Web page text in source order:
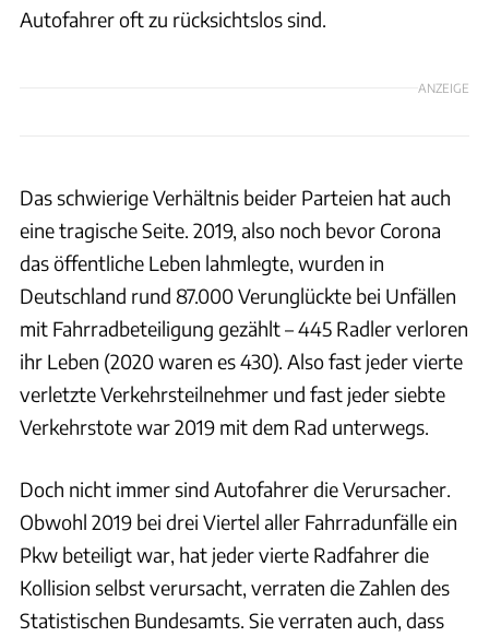
Autofahrer oft zu rücksichtslos sind.
ANZEIGE
Das schwierige Verhältnis beider Parteien hat auch
eine tragische Seite. 2019, also noch bevor Corona
das öffentliche Leben lahmlegte, wurden in
Deutschland rund 87.000 Verunglückte bei Unfällen
mit Fahrradbeteiligung gezählt – 445 Radler verloren
ihr Leben (2020 waren es 430). Also fast jeder vierte
verletzte Verkehrsteilnehmer und fast jeder siebte
Verkehrstote war 2019 mit dem Rad unterwegs.
Doch nicht immer sind Autofahrer die Verursacher.
Obwohl 2019 bei drei Viertel aller Fahrradunfälle ein
Pkw beteiligt war, hat jeder vierte Radfahrer die
Kollision selbst verursacht, verraten die Zahlen des
Statistischen Bundesamts. Sie verraten auch, dass